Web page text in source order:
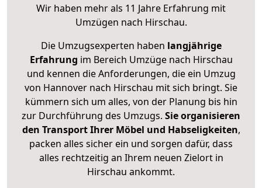
Wir haben mehr als 11 Jahre Erfahrung mit
Umzügen nach Hirschau.
Die Umzugsexperten haben langjährige
Erfahrung im Bereich Umzüge nach Hirschau
und kennen die Anforderungen, die ein Umzug
von Hannover nach Hirschau mit sich bringt. Sie
kümmern sich um alles, von der Planung bis hin
zur Durchführung des Umzugs. Sie organisieren
den Transport Ihrer Möbel und Habseligkeiten,
packen alles sicher ein und sorgen dafür, dass
alles rechtzeitig an Ihrem neuen Zielort in
Hirschau ankommt.